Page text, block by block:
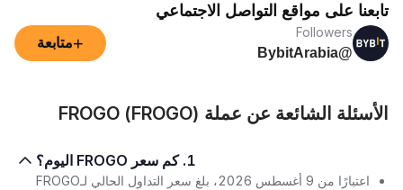
تابعنا على مواقع التواصل الاجتماعي
Followers
@BybitArabia
+متابعة
الأسئلة الشائعة عن عملة FROGO (FROGO)
1. كم سعر FROGO اليوم؟
اعتبارًا من 9 أغسطس 2026، بلغ سعر التداول الحالي لـFROGO